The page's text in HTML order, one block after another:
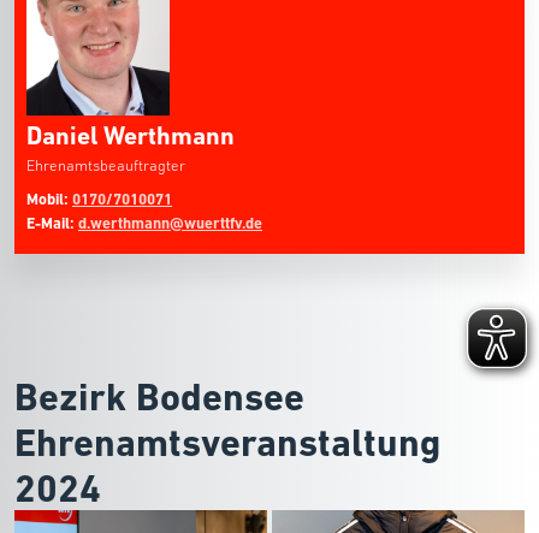
Daniel Werthmann
Ehrenamtsbeauftragter
Mobil: 0170/7010071
E-Mail: d.werthmann@wuerttfv.de
Bezirk Bodensee
Ehrenamtsveranstaltung
2024